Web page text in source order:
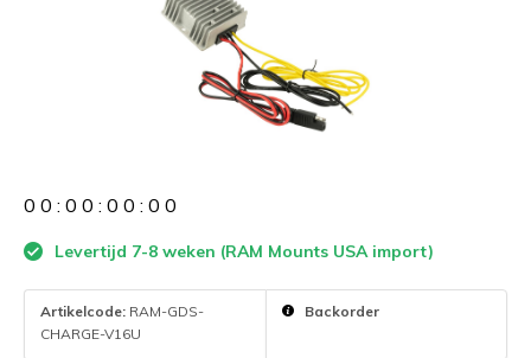
0 0 : 0 0 : 0 0 : 0 0
Levertijd 7-8 weken (RAM Mounts USA import)
Artikelcode: RAM-GDS-
CHARGE-V16U
Backorder